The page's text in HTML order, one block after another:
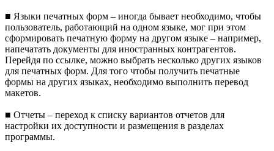
■ Языки печатных форм – иногда бывает необходимо, чтобы
пользователь, работающий на одном языке, мог при этом
сформировать печатную форму на другом языке – например,
напечатать документы для иностранных контрагентов.
Перейдя по ссылке, можно выбрать несколько других языков
для печатных форм. Для того чтобы получить печатные
формы на других языках, необходимо выполнить перевод
макетов.
■ Отчеты – переход к списку вариантов отчетов для
настройки их доступности и размещения в разделах
программы.